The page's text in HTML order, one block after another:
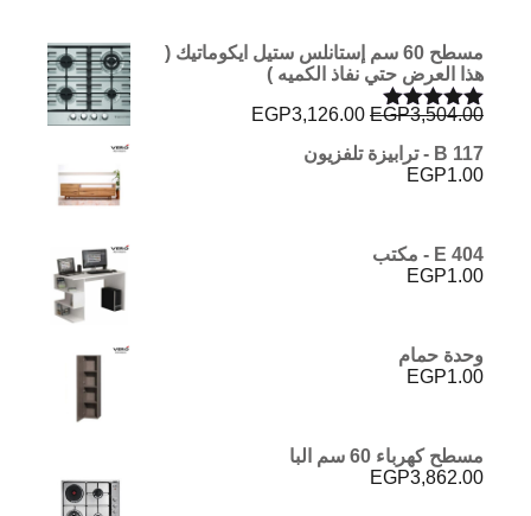
مسطح 60 سم إستانلس ستيل ايكوماتيك (
هذا العرض حتي نفاذ الكميه )
تم التقييم
5.00 من 5
EGP3,504.00
السعر
هو:
EGP3,126.00
B 117 - ترابيزة تلفزيون
EGP1.00
E 404 - مكتب
EGP1.00
وحدة حمام
EGP1.00
مسطح كهرباء 60 سم البا
EGP3,862.00